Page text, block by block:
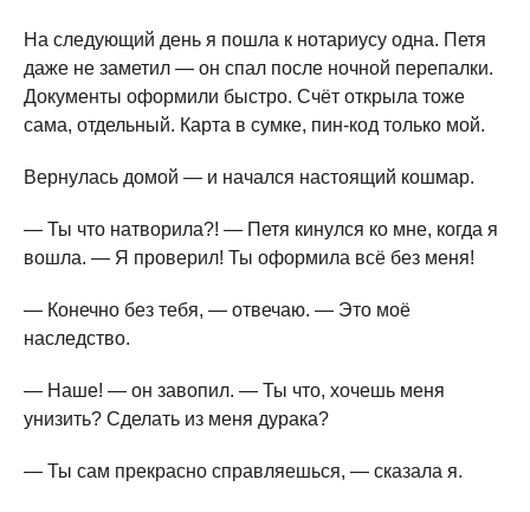
На следующий день я пошла к нотариусу одна. Петя
даже не заметил — он спал после ночной перепалки.
Документы оформили быстро. Счёт открыла тоже
сама, отдельный. Карта в сумке, пин-код только мой.
Вернулась домой — и начался настоящий кошмар.
— Ты что натворила?! — Петя кинулся ко мне, когда я
вошла. — Я проверил! Ты оформила всё без меня!
— Конечно без тебя, — отвечаю. — Это моё
наследство.
— Наше! — он завопил. — Ты что, хочешь меня
унизить? Сделать из меня дурака?
— Ты сам прекрасно справляешься, — сказала я.